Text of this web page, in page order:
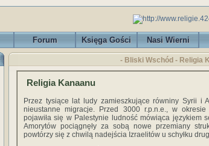
Forum Księga Gości Nasi Wierni
- Bliski Wschód - Religia
Religia Kanaanu
Przez tysiące lat ludy zamieszkujące równiny Syrii i
nieustanne migracje. Przed 3000 r.p.n.e., w
pojawiła się w Palestynie ludność mówiąca językiem
Amorytów pociągnęły za sobą nowe przemiany
powtórzy się z chwilą nadejścia Izraelitów u schyłku